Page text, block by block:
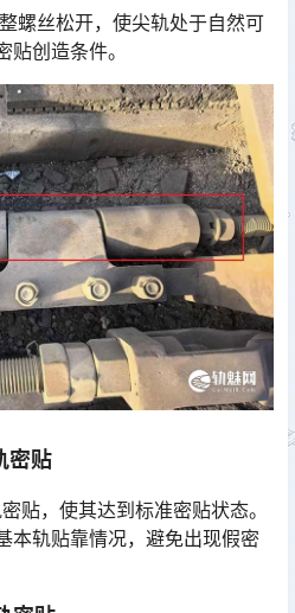
螺丝松开，使尖轨处于自然可
创造条件。
密贴
贴，使其达到标准密贴状态。
本轨贴靠情况，避免出现假密